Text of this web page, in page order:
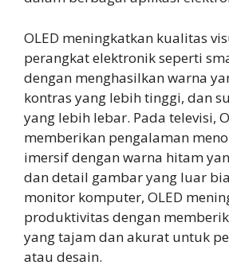
OLED meningkatkan kualitas
perangkat elektronik seperti
dengan menghasilkan warna
kontras yang lebih tinggi, dan
yang lebih lebar. Pada televisi,
memberikan pengalaman
imersif dengan warna hitam
dan detail gambar yang luar
monitor komputer, OLED
produktivitas dengan
yang tajam dan akurat untuk
atau desain.